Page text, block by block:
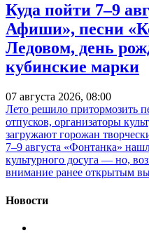
Куда пойти 7–9
Афиши», песни
Ледовом, день
кубинские марки
07 августа 2026, 08:00
Лето решило притормозить
отпусков, организаторы
загружают горожан
7–9 августа «Фонтанка»
культурного досуга — но,
внимание ранее открытым
Новости